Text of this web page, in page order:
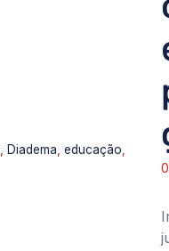
Diadema educação